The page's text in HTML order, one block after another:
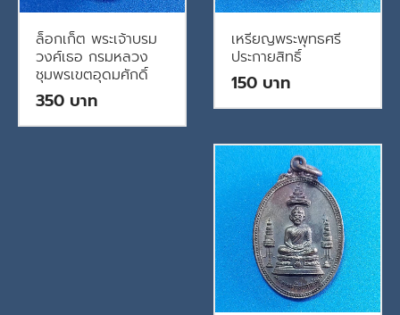
ล็อกเก็ต พระเจ้าบรม
วงศ์เธอ กรมหลวง
ชุมพรเขตอุดมศักดิ์
350
เหรียญพระพุทธศรี
ประกายสิทธิ์
150